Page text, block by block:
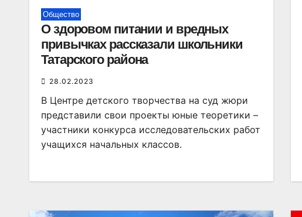
Общество
О здоровом питании и вредных
привычках рассказали школьники
Татарского района
28.02.2023
В Центре детского творчества на суд жюри
представили свои проекты юные теоретики –
участники конкурса исследовательских работ
учащихся начальных классов.